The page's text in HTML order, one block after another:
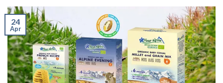
24
Apr